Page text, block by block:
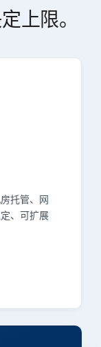
上限。
托管、网
、可扩展